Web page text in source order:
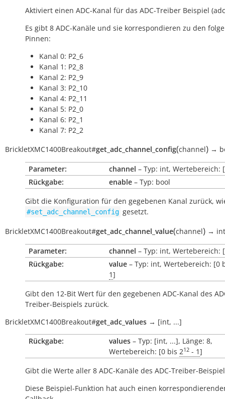
Aktiviert einen ADC-Kanal für das ADC-Treiber Beispiel
Es gibt 8 ADC-Kanäle und sie korrespondieren zu den
Pinnen:
Kanal 0: P2_6
Kanal 1: P2_8
Kanal 2: P2_9
Kanal 3: P2_10
Kanal 4: P2_11
Kanal 5: P2_0
Kanal 6: P2_1
Kanal 7: P2_2
BrickletXMC1400Breakout#get_adc_channel_config(channel) →
Parameter: channel – Typ: int, Wertebereich:
Rückgabe:
enable – Typ: bool
Gibt die Konfiguration für den gegebenen Kanal zurück,
#set_adc_channel_config gesetzt.
BrickletXMC1400Breakout#get_adc_channel_value(channel) → int
Parameter: channel – Typ: int, Wertebereich:
Rückgabe:
value – Typ: int, Wertebereich: [0
1]
Gibt den 12-Bit Wert für den gegebenen ADC-Kanal des
Treiber-Beispiels zurück.
BrickletXMC1400Breakout#get_adc_values → [int, ...]
Rückgabe:
values – Typ: [int, ...], Länge: 8,
Wertebereich: [0 bis 212 - 1]
Gibt die Werte aller 8 ADC-Kanäle des ADC-Treiber-
Diese Beispiel-Funktion hat auch einen